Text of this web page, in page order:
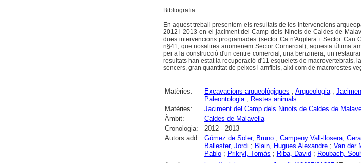
Bibliografia.
En aquest treball presentem els resultats de les intervencions
2012 i 2013 en el jaciment del Camp dels Ninots de Caldes de
dues intervencions programades (sector Ca n'Argilera i Sector Can
n§41, que nosaltres anomenem Sector Comercial), aquesta última
per a la construcció d'un centre comercial, una benzinera, un
resultats han estat la recuperació d'11 esquelets de macrovertebrats,
sencers, gran quantitat de peixos i amfibis, així com de macrorestes
Matèries: Excavacions arqueològiques ; Arqueologia;
Paleontologia; Restes animals
Matèries:
Jaciment del Camp dels Ninots de Caldes de
Àmbit:
Caldes de Malavella
Cronologia:
2012 - 2013
Autors add.: Gómez de Soler, Bruno; Campeny Vall-llosera,
Ballester, Jordi ; Blain, Hugues Alexandre; Van der
Pablo; Prikryl, Tomàs ; Riba, David ; Roubach,